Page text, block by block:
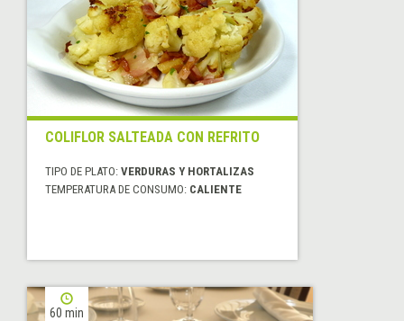
COLIFLOR SALTEADA CON REFRITO
TIPO DE PLATO: VERDURAS Y HORTALIZAS
TEMPERATURA DE CONSUMO: CALIENTE
60 min